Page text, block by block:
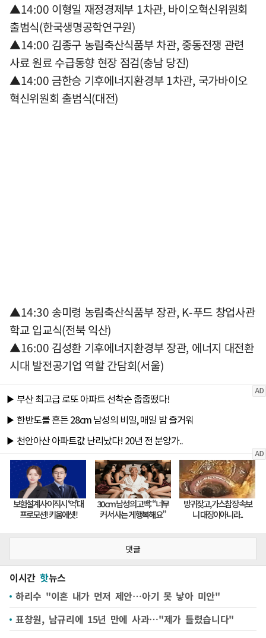
▲14:00 이형일 재정경제부 1차관, 바이오혁신위원회
출범식(한국생명공학연구원)
▲14:00 김종구 농림축산식품부 차관, 중동전쟁 관련
사료 원료 수급동향 현장 점검(충남 당진)
▲14:00 금한승 기후에너지환경부 1차관, 국가바이오
혁신위원회 출범식(대전)
▲14:30 송미령 농림축산식품부 장관, K-푸드 창업사관
학교 입교식(전북 익산)
▲16:00 김성환 기후에너지환경부 장관, 에너지 대전환
시대 발전공기업 역할 간담회(서울)
댓글
이시간 핫뉴스
하리수 "이혼 내가 먼저 제안…아기 못 낳아 미안"
표창원, 남규리에 15년 만에 사과…"제가 틀렸습니다"